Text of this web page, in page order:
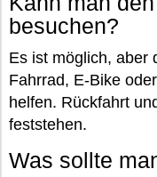
besuchen?
Es ist möglich, aber
Fahrrad, E-Bike
helfen. Rückfahrt
feststehen.
Was sollte